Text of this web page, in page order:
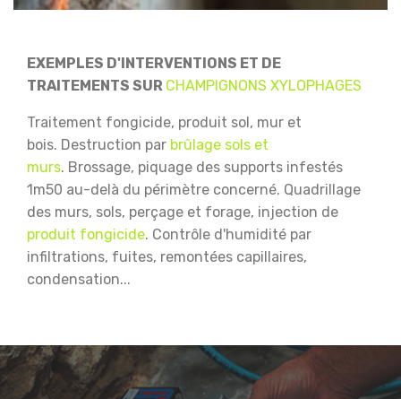
EXEMPLES D'INTERVENTIONS ET DE
TRAITEMENTS SUR CHAMPIGNONS XYLOPHAGES
Traitement fongicide, produit sol, mur et
bois. Destruction par brûlage sols et
murs. Brossage, piquage des supports infestés
1m50 au-delà du périmètre concerné. Quadrillage
des murs, sols, perçage et forage, injection de
produit fongicide. Contrôle d'humidité par
infiltrations, fuites, remontées capillaires,
condensation...